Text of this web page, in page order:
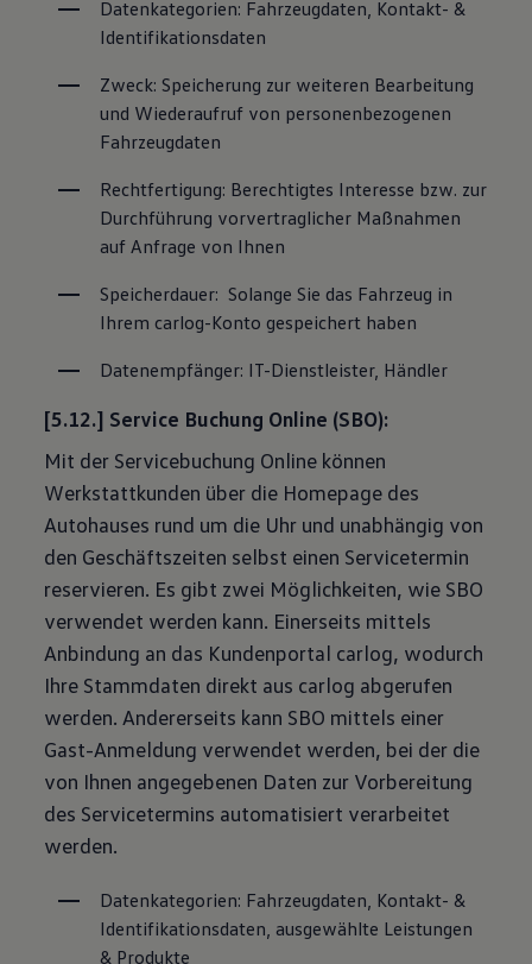
Datenkategorien: Fahrzeugdaten, Kontakt- &
Identifikationsdaten
Zweck: Speicherung zur weiteren Bearbeitung
und Wiederaufruf von personenbezogenen
Fahrzeugdaten
Rechtfertigung: Berechtigtes Interesse bzw. zur
Durchführung vorvertraglicher Maßnahmen
auf Anfrage von Ihnen
Speicherdauer:  Solange Sie das Fahrzeug in
Ihrem carlog-Konto gespeichert haben
Datenempfänger: IT-Dienstleister, Händler
[5.12.] Service Buchung Online (SBO):
Mit der Servicebuchung Online können
Werkstattkunden über die Homepage des
Autohauses rund um die Uhr und unabhängig von
den Geschäftszeiten selbst einen Servicetermin
reservieren. Es gibt zwei Möglichkeiten, wie SBO
verwendet werden kann. Einerseits mittels
Anbindung an das Kundenportal carlog, wodurch
Ihre Stammdaten direkt aus carlog abgerufen
werden. Andererseits kann SBO mittels einer
Gast-Anmeldung verwendet werden, bei der die
von Ihnen angegebenen Daten zur Vorbereitung
des Servicetermins automatisiert verarbeitet
werden.
Datenkategorien: Fahrzeugdaten, Kontakt- &
Identifikationsdaten, ausgewählte Leistungen
& Produkte